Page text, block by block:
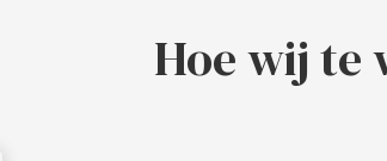
Hoe wij te